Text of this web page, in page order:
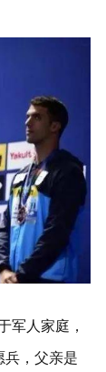
军人家庭，
兵，父亲是